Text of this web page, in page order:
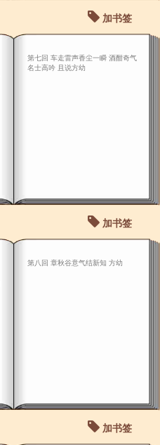
加书签
第七回 车走雷声香尘一瞬 酒酣奇气
名士高吟 且说方幼
加书签
第八回 章秋谷意气结新知 方幼
加书签